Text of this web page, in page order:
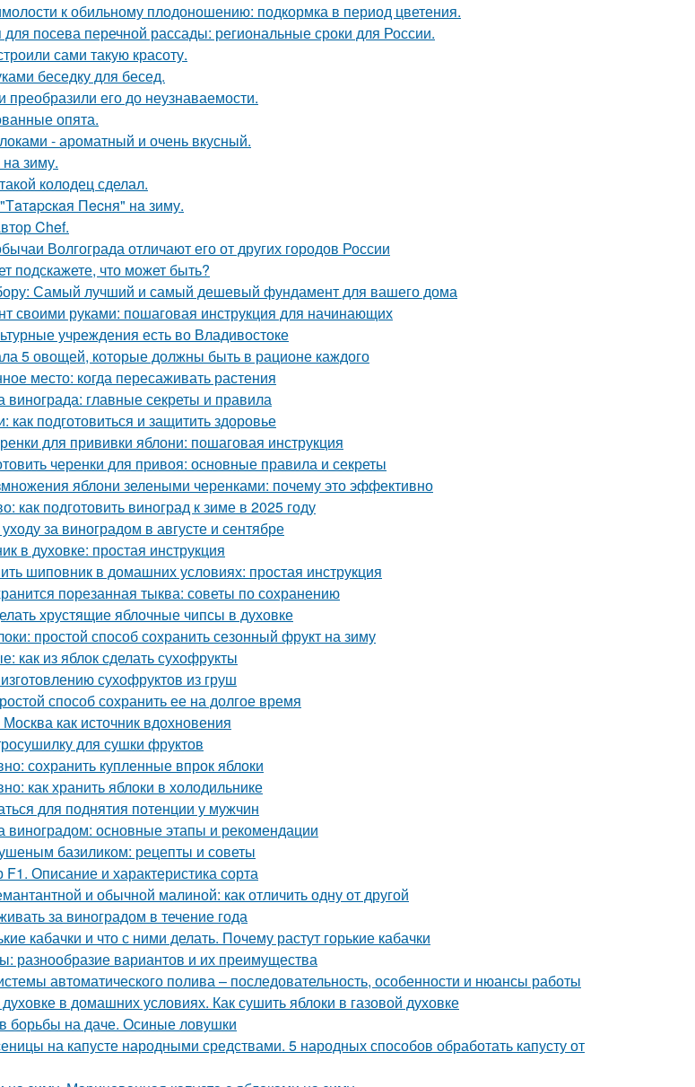
к обильному плодоношению: подкормка в период цветения.
посева перечной рассады: региональные сроки для России.
сами такую красоту.
беседку для бесед.
преобразили его до неузнаваемости.
опята.
- ароматный и очень вкусный.
зиму.
колодец сделал.
Пecня" нa зиму.
Chef.
Волгограда отличают его от других городов России
подскажете, что может быть?
Самый лучший и самый дешевый фундамент для вашего дома
своими руками: пошаговая инструкция для начинающих
учреждения есть во Владивостоке
5 овощей, которые должны быть в рационе каждого
место: когда пересаживать растения
винограда: главные секреты и правила
как подготовиться и защитить здоровье
для прививки яблони: пошаговая инструкция
черенки для привоя: основные правила и секреты
яблони зелеными черенками: почему это эффективно
как подготовить виноград к зиме в 2025 году
за виноградом в августе и сентябре
в духовке: простая инструкция
шиповник в домашних условиях: простая инструкция
порезанная тыква: советы по сохранению
хрустящие яблочные чипсы в духовке
простой способ сохранить сезонный фрукт на зиму
как из яблок сделать сухофрукты
сухофруктов из груш
способ сохранить ее на долгое время
как источник вдохновения
для сушки фруктов
сохранить купленные впрок яблоки
как хранить яблоки в холодильнике
для поднятия потенции у мужчин
виноградом: основные этапы и рекомендации
базиликом: рецепты и советы
Описание и характеристика сорта
и обычной малиной: как отличить одну от другой
за виноградом в течение года
кабачки и что с ними делать. Почему растут горькие кабачки
разнообразие вариантов и их преимущества
автоматического полива – последовательность, особенности и нюансы работы
в домашних условиях. Как сушить яблоки в газовой духовке
борьбы на даче. Осиные ловушки
на капусте народными средствами. 5 народных способов обработать капусту от